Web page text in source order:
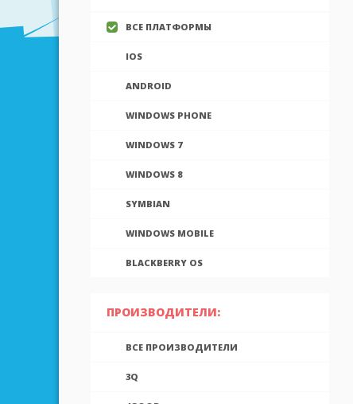
ВСЕ ПЛАТФОРМЫ
IOS
ANDROID
WINDOWS PHONE
WINDOWS 7
WINDOWS 8
SYMBIAN
WINDOWS MOBILE
BLACKBERRY OS
ПРОИЗВОДИТЕЛИ:
ВСЕ ПРОИЗВОДИТЕЛИ
3Q